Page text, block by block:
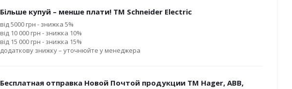
Більше купуй – менше плати! ТМ Schneider Electric
від 5000 грн - знижка 5%
від 10 000 грн - знижка 10%
від 15 000 грн - знижка 15%
додаткову знижку – уточнюйте у менеджера
Бесплатная отправка Новой Почтой продукции ТМ Hager, ABB,